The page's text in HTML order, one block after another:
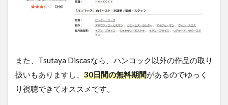
また、Tsutaya Discasなら、ハンコック以外の作品の取り
扱いもありますし、 30日間の無料期間があるのでゆっく
り視聴できてオススメです。